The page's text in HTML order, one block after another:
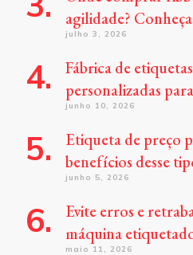
agilidade?
julho 3, 2026
Fábrica de
personalizadas
junho 10, 2026
Etiqueta de preço
benefícios desse
junho 5, 2026
Evite erros e
máquina
maio 11, 2026